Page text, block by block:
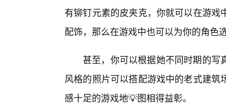
有铆钉元素的皮夹克，你就可以在游
配饰，那么在游戏中也可以为你的角色
甚至，你可以根据她不同时期的写
风格的照片可以搭配游戏中的老式建
感十足的游戏地💡图相得益彰。